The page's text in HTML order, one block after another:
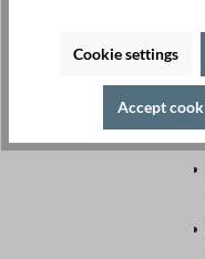
Cookie settings
Accept